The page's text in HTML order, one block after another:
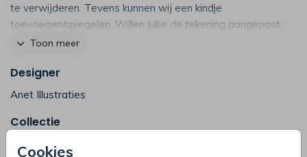
Cookies
te verwijderen. Tevens kunnen wij een kindje
toevoegen/spiegelen. Willen jullie de tekening aangepast
hebben zodat het meer op jullie lijkt? Vaak is dat
Toon meer
Designer
Anet Illustraties
Collectie
Anet